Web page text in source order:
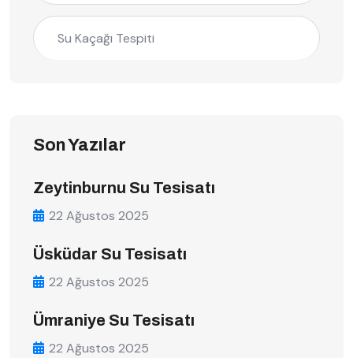
Su Kaçağı Tespiti
Son Yazılar
Zeytinburnu Su Tesisatı
22 Ağustos 2025
Üsküdar Su Tesisatı
22 Ağustos 2025
Ümraniye Su Tesisatı
22 Ağustos 2025